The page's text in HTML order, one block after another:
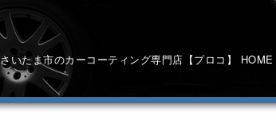
いたま市のカーコーティング専門店【プロコ】 HOME